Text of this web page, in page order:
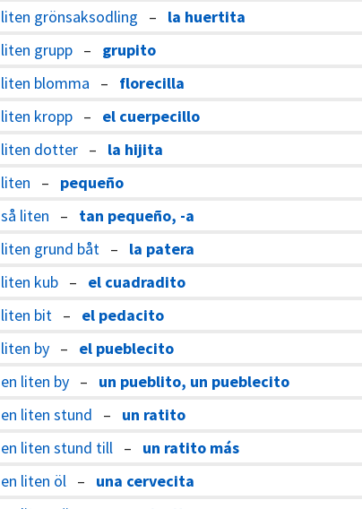
liten grönsaksodling – la huertita
liten grupp – grupito
liten blomma – florecilla
liten kropp – el cuerpecillo
liten dotter – la hijita
liten – pequeño
så liten – tan pequeño, -a
liten grund båt – la patera
liten kub – el cuadradito
liten bit – el pedacito
liten by – el pueblecito
en liten by – un pueblito, un pueblecito
en liten stund – un ratito
en liten stund till – un ratito más
en liten öl – una cervecita